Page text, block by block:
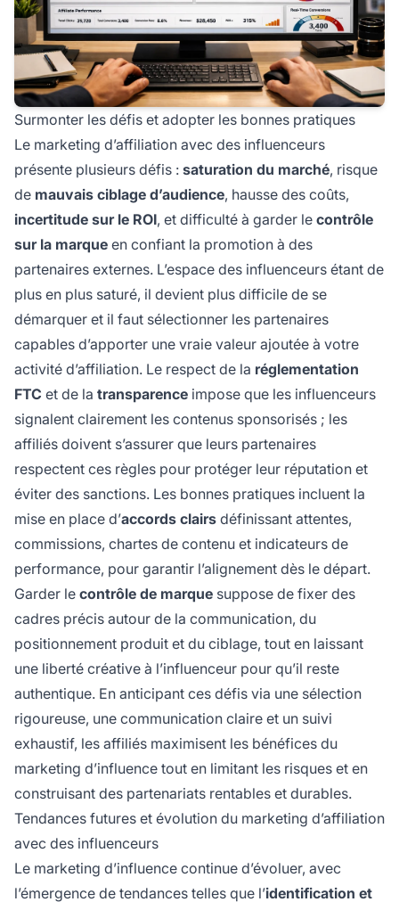
Surmonter les défis et adopter les bonnes pratiques
Le marketing d’affiliation avec des influenceurs
présente plusieurs défis : saturation du marché, risque
de mauvais ciblage d’audience, hausse des coûts,
incertitude sur le ROI, et difficulté à garder le contrôle
sur la marque en confiant la promotion à des
partenaires externes. L’espace des influenceurs étant de
plus en plus saturé, il devient plus difficile de se
démarquer et il faut sélectionner les partenaires
capables d’apporter une vraie valeur ajoutée à votre
activité d’affiliation. Le respect de la réglementation
FTC et de la transparence impose que les influenceurs
signalent clairement les contenus sponsorisés ; les
affiliés doivent s’assurer que leurs partenaires
respectent ces règles pour protéger leur réputation et
éviter des sanctions. Les bonnes pratiques incluent la
mise en place d’accords clairs définissant attentes,
commissions, chartes de contenu et indicateurs de
performance, pour garantir l’alignement dès le départ.
Garder le contrôle de marque suppose de fixer des
cadres précis autour de la communication, du
positionnement produit et du ciblage, tout en laissant
une liberté créative à l’influenceur pour qu’il reste
authentique. En anticipant ces défis via une sélection
rigoureuse, une communication claire et un suivi
exhaustif, les affiliés maximisent les bénéfices du
marketing d’influence tout en limitant les risques et en
construisant des partenariats rentables et durables.
Tendances futures et évolution du marketing d’affiliation
avec des influenceurs
Le marketing d’influence continue d’évoluer, avec
l’émergence de tendances telles que l’identification et